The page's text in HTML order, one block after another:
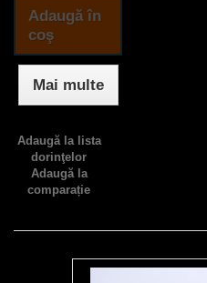
Adaugă în
coş
Mai multe
Adaugă la lista
dorinţelor
Adaugă la
comparație